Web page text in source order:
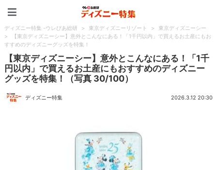
ディズニー特集 -ウレぴあ総研 > 東京ディズニーリゾート >
東京ディズニーシー
>
【東京ディズニーシー】意外とこんなにある！「1千円以内」で買えるお土産にもお
すすめのディズニーグッズを特集！
【東京ディズニーシー】意外とこんなにある！「1千
円以内」で買えるお土産にもおすすめのディズニー
グッズを特集！（写真 30/100）
ディズニー特集 2026.3.12 20:30